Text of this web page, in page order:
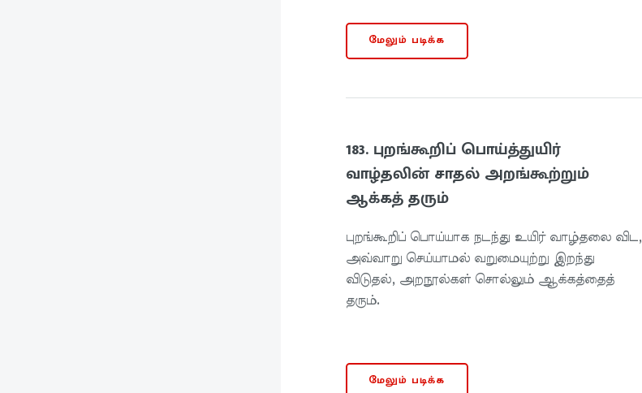
மேலும் படிக்க
183. புறங்கூறிப் பொய்த்துயிர்
வாழ்தலின் சாதல் அறங்கூற்றும்
ஆக்கத் தரும்
புறங்கூறிப் பொய்யாக நடந்து உயிர் வாழ்தலை விட,
அவ்வாறு செய்யாமல் வறுமையுற்று இறந்து
விடுதல், அறநூல்கள் சொல்லும் ஆக்கத்தைத்
தரும்.
மேலும் படிக்க